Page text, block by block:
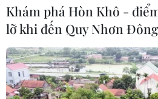
Khám phá Hòn Khô -
lỡ khi đến Quy Nhơn Đông